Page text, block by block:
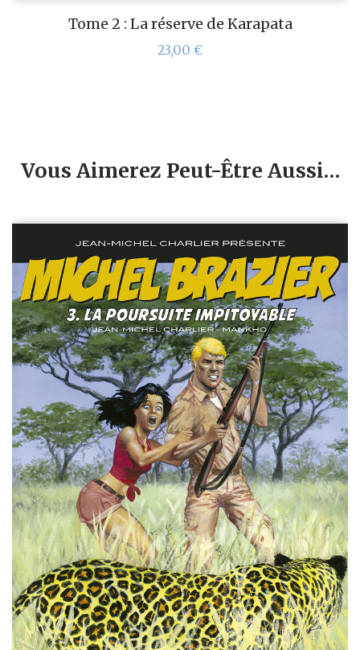
Tome 2 : La réserve de Karapata
23,00 €
Vous Aimerez Peut-Être Aussi…